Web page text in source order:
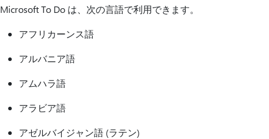
Microsoft To Do は、次の言語で利用できます。
アフリカーンス語
アルバニア語
アムハラ語
アラビア語
アゼルバイジャン語 (ラテン)